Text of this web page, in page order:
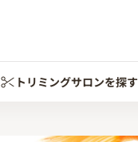
トリミングサロンを探す